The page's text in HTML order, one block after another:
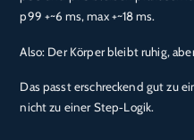
p99 +~6 ms, max +~18 ms.
Also: Der Körper bleibt ruhig,
Das passt erschreckend gut zu
nicht zu einer Step‑Logik.